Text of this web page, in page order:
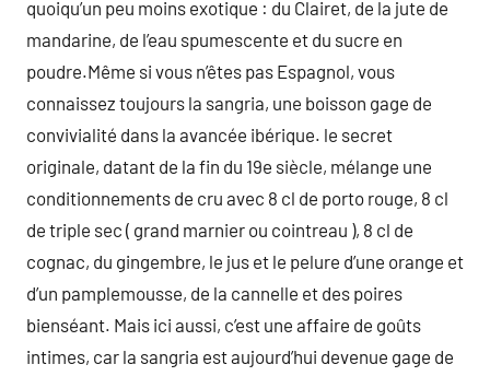
quoiqu’un peu moins exotique : du Clairet, de la jute de
mandarine, de l’eau spumescente et du sucre en
poudre.Même si vous n’êtes pas Espagnol, vous
connaissez toujours la sangria, une boisson gage de
convivialité dans la avancée ibérique. le secret
originale, datant de la fin du 19e siècle, mélange une
conditionnements de cru avec 8 cl de porto rouge, 8 cl
de triple sec ( grand marnier ou cointreau ), 8 cl de
cognac, du gingembre, le jus et le pelure d’une orange et
d’un pamplemousse, de la cannelle et des poires
bienséant. Mais ici aussi, c’est une affaire de goûts
intimes, car la sangria est aujourd’hui devenue gage de